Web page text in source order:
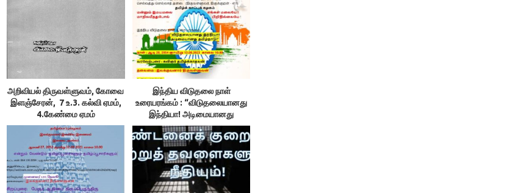
அறிவியல் திருவள்ளுவம், கோவை
இளஞ்சேரன், 7 உ.3. கல்வி ஏமம்,
4.கேண்மை ஏமம்
இந்திய விடுதலை நாள்
உரையரங்கம் : “விடுதலையானது
இந்தியா! அடிமையானது
தமிழ்நாடு?”